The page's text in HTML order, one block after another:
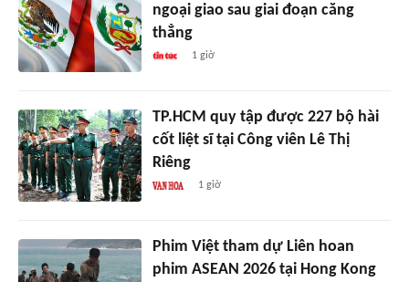
ngoại giao sau giai đoạn căng
thẳng
1 giờ
TP.HCM quy tập được 227 bộ hài
cốt liệt sĩ tại Công viên Lê Thị
Riêng
1 giờ
Phim Việt tham dự Liên hoan
phim ASEAN 2026 tại Hong Kong